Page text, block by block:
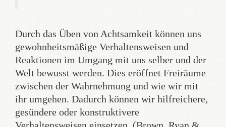
Durch das Üben von Achtsamkeit können uns
gewohnheitsmäßige Verhaltensweisen und
Reaktionen im Umgang mit uns selber und der
Welt bewusst werden. Dies eröffnet Freiräume
zwischen der Wahrnehmung und wie wir mit
ihr umgehen. Dadurch können wir hilfreichere,
gesündere oder konstruktivere